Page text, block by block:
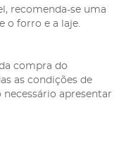
recomenda-se uma
o forro e a laje.
compra do
as condições de
apresentar